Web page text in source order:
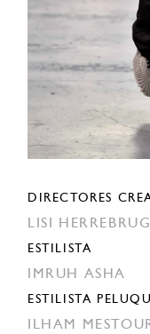
DIRECTORES
LISI
ESTILISTA
IMRUH ASHA
ESTILISTA
ILHAM